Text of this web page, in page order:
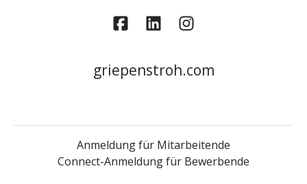
griepenstroh.com
Anmeldung für Mitarbeitende
Connect-Anmeldung für Bewerbende